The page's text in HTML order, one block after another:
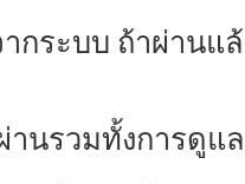
กระบบ ถ้าผ่านแ
านรวมทั้งการดู